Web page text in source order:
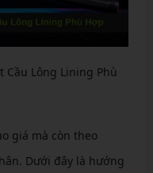
Cầu Lông Lining Phù
giá mà còn theo
Dưới đây là hướng